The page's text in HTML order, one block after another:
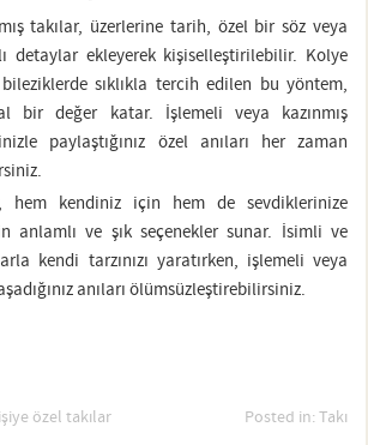
takılar, üzerlerine tarih, özel bir söz veya
detaylar ekleyerek kişiselleştirilebilir. Kolye
sıklıkla tercih edilen bu yöntem,
bir değer katar. İşlemeli veya kazınmış
paylaştığınız özel anıları her zaman
hem kendiniz için hem de sevdiklerinize
anlamlı ve şık seçenekler sunar. İsimli ve
kendi tarzınızı yaratırken, işlemeli veya
anıları ölümsüzleştirebilirsiniz.
özel takılar Posted in: Takı